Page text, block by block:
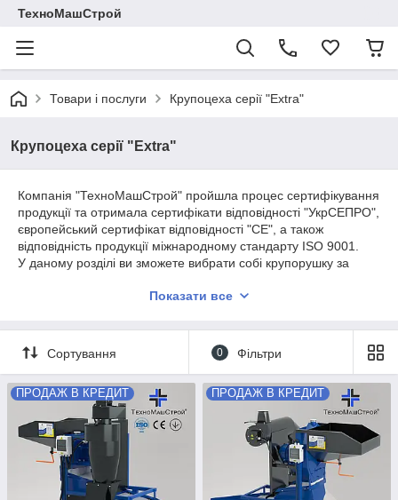
ТехноМашСтрой
Товари і послуги Крупоцеха серії "Extra"
Крупоцеха серії "Extra"
Компанія "ТехноМашСтрой" пройшла процес сертифікування
продукції та отримала сертифікати відповідності "УкрСЕПРО",
європейський сертифікат відповідності "СЕ", а також
відповідність продукції міжнародному стандарту ISO 9001.
У даному розділі ви зможете вибрати собі крупорушку за
підходить для подрібнення зерна злакових (пшениці,
вигляді харчової крупи та інших продуктів, що
використовуються в тому числі для приготування кормів.
Зв'язатися з менеджером для консультації та замовлення
можна за номером +380972121471 +380502412235(Андрій).
Показати все
Сортування 0 Фільтри
ПРОДАЖ В КРЕДИТ ПРОДАЖ В КРЕДИТ